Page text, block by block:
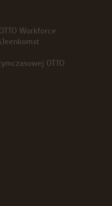
Workforce
OTTO